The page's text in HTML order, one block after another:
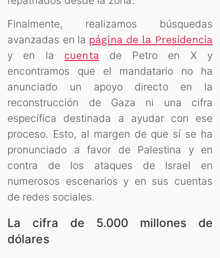
Finalmente, realizamos búsquedas
avanzadas en la página de la Presidencia
y en la cuentade Petro en X y
encontramos que el mandatario no ha
anunciado un apoyo directo en la
reconstrucción de Gaza ni una cifra
específica destinada a ayudar con ese
proceso. Esto, al margen de que sí se ha
pronunciado a favor de Palestina y en
contra de los ataques de Israel en
numerosos escenarios y en sus cuentas
de redes sociales.
La cifra de 5.000 millones de
dólares